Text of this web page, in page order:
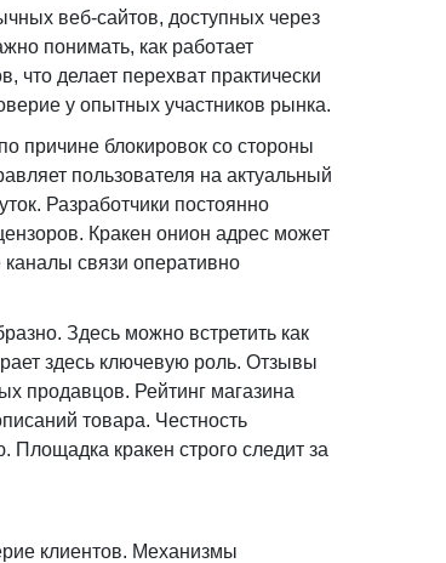
веб-сайтов, доступных через
понимать, как работает
что делает перехват практически
у опытных участников рынка.
причине блокировок со стороны
пользователя на актуальный
Разработчики постоянно
Кракен онион адрес может
связи оперативно
Здесь можно встретить как
здесь ключевую роль. Отзывы
продавцов. Рейтинг магазина
товара. Честность
кракен строго следит за
клиентов. Механизмы